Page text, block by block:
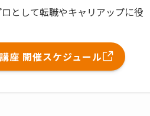
として転職やキャリアップに役
座 開催スケジュール